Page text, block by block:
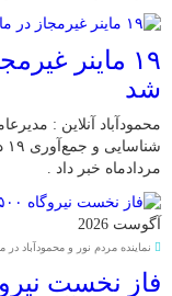
۱۹ ماینر
شد
محمودآباد آنلاین :
مردادماه خبر داد .
آگوست 2026
نماینده مردم نور و محمودآباد